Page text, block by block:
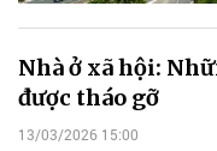
Nhà ở xã hội:
được tháo gỡ
13/03/2026 15:00